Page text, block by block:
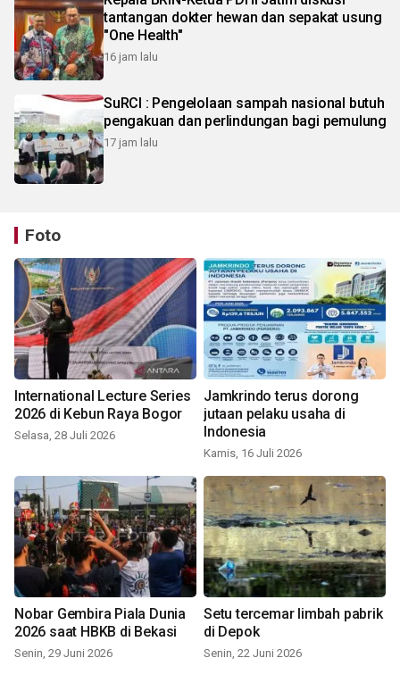
tantangan dokter hewan dan sepakat usung
"One Health"
16 jam lalu
SuRCI : Pengelolaan sampah nasional butuh
pengakuan dan perlindungan bagi pemulung
17 jam lalu
Foto
International Lecture Series
2026 di Kebun Raya Bogor
Selasa, 28 Juli 2026
Jamkrindo terus dorong
jutaan pelaku usaha di
Indonesia
Kamis, 16 Juli 2026
Nobar Gembira Piala Dunia
2026 saat HBKB di Bekasi
Senin, 29 Juni 2026
Setu tercemar limbah pabrik
di Depok
Senin, 22 Juni 2026